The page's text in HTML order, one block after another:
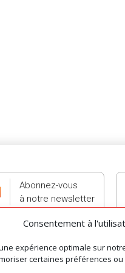
Consentement à
expérience optimale sur
certaines préférences
Abonnez-vous
à notre newsletter